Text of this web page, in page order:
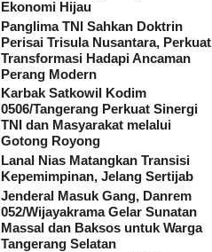
Ekonomi Hijau
Panglima TNI Sahkan Doktrin
Perisai Trisula Nusantara, Perkuat
Transformasi Hadapi Ancaman
Perang Modern
Karbak Satkowil Kodim
0506/Tangerang Perkuat Sinergi
TNI dan Masyarakat melalui
Gotong Royong
Lanal Nias Matangkan Transisi
Kepemimpinan, Jelang Sertijab
Jenderal Masuk Gang, Danrem
052/Wijayakrama Gelar Sunatan
Massal dan Baksos untuk Warga
Tangerang Selatan